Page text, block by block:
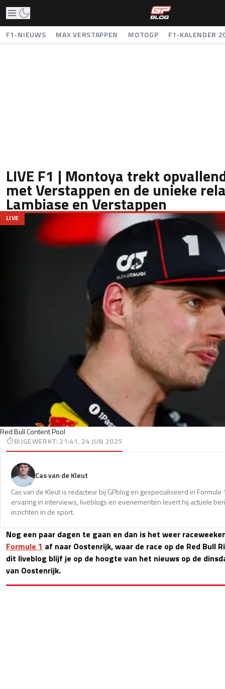
F1-NIEUWS MAX VERSTAPPEN MOTOGP F1-KALENDER
LIVE F1 | Montoya trekt
met Verstappen en de unieke
Lambiase en Verstappen
Red Bull Content Pool
LIVE
BIJGEWERKT:21:41, 24 JUN 2025
Cas van de Kleut
Cas van de Kleut is redacteur bij GPblog en gespecialiseerd in
ervaring in interviews, liveblogs en evenementen levert hij actuele
inzichten in de sport.
Nog een paar dagen te gaan en dan is het weer
Formule 1 af naar Oostenrijk, waar de race op de Red Bull
dit liveblog blijf je op de hoogte van het nieuws op de
van Oostenrijk.